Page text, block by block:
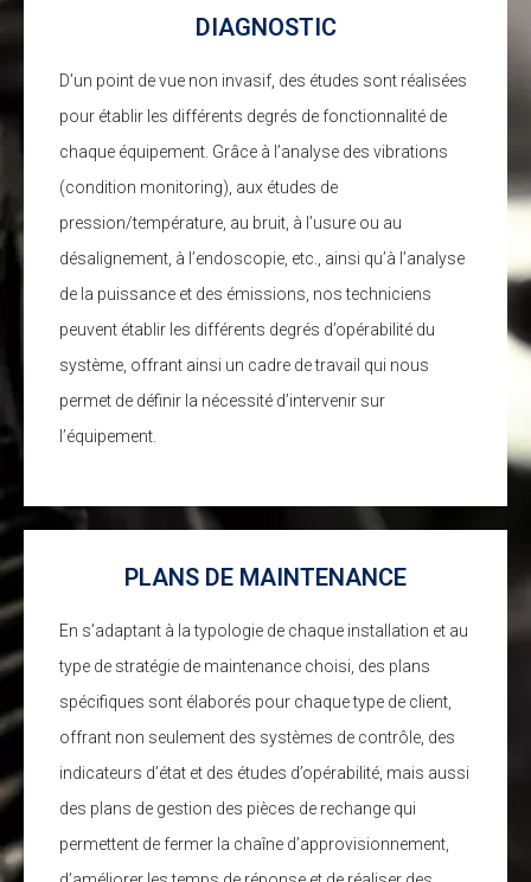
DIAGNOSTIC
D’un point de vue non invasif, des études sont réalisées
pour établir les différents degrés de fonctionnalité de
chaque équipement. Grâce à l’analyse des vibrations
(condition monitoring), aux études de
pression/température, au bruit, à l’usure ou au
désalignement, à l’endoscopie, etc., ainsi qu’à l’analyse
de la puissance et des émissions, nos techniciens
peuvent établir les différents degrés d’opérabilité du
système, offrant ainsi un cadre de travail qui nous
permet de définir la nécessité d’intervenir sur
l’équipement.
PLANS DE MAINTENANCE
En s’adaptant à la typologie de chaque installation et au
type de stratégie de maintenance choisi, des plans
spécifiques sont élaborés pour chaque type de client,
offrant non seulement des systèmes de contrôle, des
indicateurs d’état et des études d’opérabilité, mais aussi
des plans de gestion des pièces de rechange qui
permettent de fermer la chaîne d’approvisionnement,